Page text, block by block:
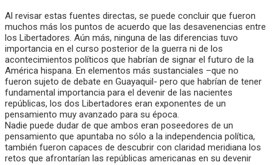
Al revisar estas fuentes directas, se puede concluir que fueron
muchos más los puntos de acuerdo que las desavenencias entre
los Libertadores. Aún más, ninguna de las diferencias tuvo
importancia en el curso posterior de la guerra ni de los
acontecimientos políticos que habrían de signar el futuro de la
América hispana. En elementos más sustanciales –que no
fueron sujeto de debate en Guayaquil- pero que habrían de tener
fundamental importancia para el devenir de las nacientes
repúblicas, los dos Libertadores eran exponentes de un
pensamiento muy avanzado para su época.
Nadie puede dudar de que ambos eran poseedores de un
pensamiento que apuntaba no sólo a la independencia política,
también fueron capaces de descubrir con claridad meridiana los
retos que afrontarían las repúblicas americanas en su devenir